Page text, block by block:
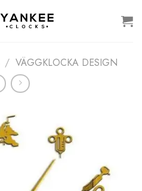
/ VÄGGKLOCKA DESIGN